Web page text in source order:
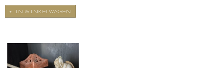
IN WINKELWAGEN